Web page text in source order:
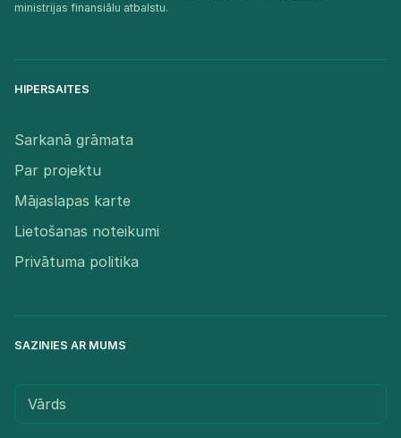
ministrijas finansiālu atbalstu.​
HIPERSAITES
Sarkanā grāmata
Par projektu
Mājaslapas karte
Lietošanas noteikumi
Privātuma politika
SAZINIES AR MUMS